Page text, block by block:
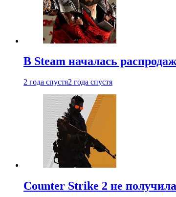
В Steam началась
2 года спустя2 года спустя
Counter Strike 2 не